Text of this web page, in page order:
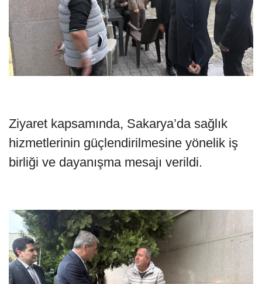
Ziyaret kapsamında, Sakarya’da sağlık
hizmetlerinin güçlendirilmesine yönelik iş
birliği ve dayanışma mesajı verildi.